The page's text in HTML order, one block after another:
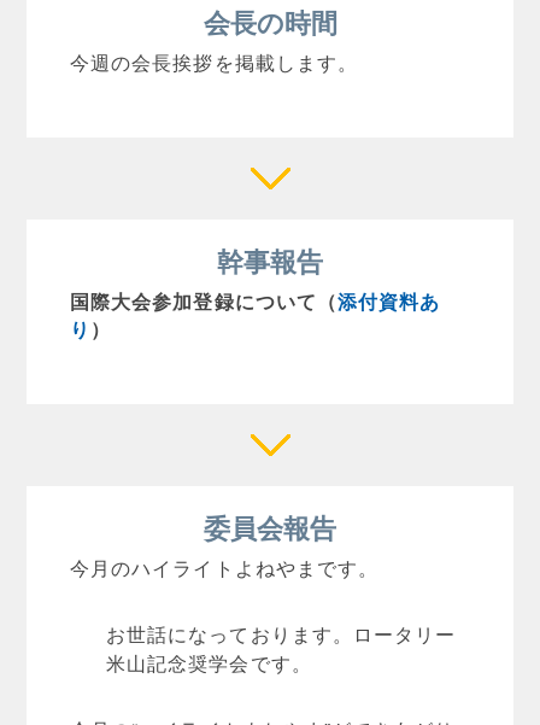
会長の時間
今週の会長挨拶を掲載します。
幹事報告
国際大会参加登録について（添付資料あ
り ）
委員会報告
今月のハイライトよねやまです。
お世話になっております。ロータリー
米山記念奨学会です。